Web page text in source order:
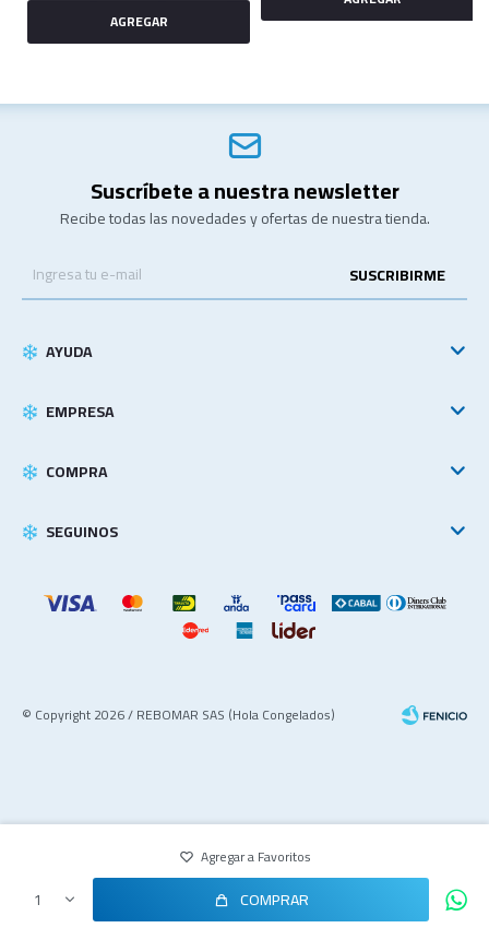
1 COMPRAR
Suscríbete a nuestra newsletter
Recibe todas las novedades y ofertas de nuestra tienda.
SUSCRIBIRME
AYUDA
EMPRESA
COMPRA
SEGUINOS
© Copyright 2026 / REBOMAR SAS (Hola Congelados)